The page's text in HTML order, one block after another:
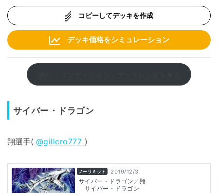
コピーしてデッキを作成
デッキ価格をシミュレーション
サイバー・ドラゴン
翔選手( @gillcro777 )
ノーリミット 2019/12/3
サイバー・ドラゴン／翔
サイバー・ドラゴン